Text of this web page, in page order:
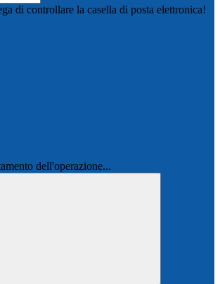
di controllare la casella di posta elettronica!
dell'operazione...